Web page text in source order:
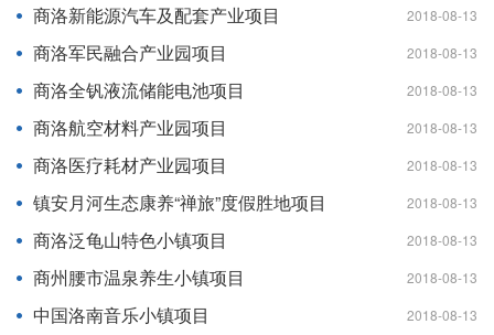
商洛新能源汽车及配套产业项目 2018-08-13
商洛军民融合产业园项目 2018-08-13
商洛全钒液流储能电池项目 2018-08-13
商洛航空材料产业园项目 2018-08-13
商洛医疗耗材产业园项目 2018-08-13
镇安月河生态康养“禅旅”度假胜地项目 2018-08-13
商洛泛龟山特色小镇项目 2018-08-13
商州腰市温泉养生小镇项目 2018-08-13
中国洛南音乐小镇项目 2018-08-13